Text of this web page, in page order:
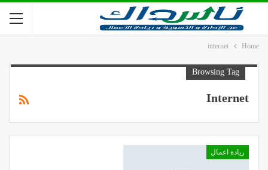
Home
internet
Browsing Tag
Internet
ريادة اعمال